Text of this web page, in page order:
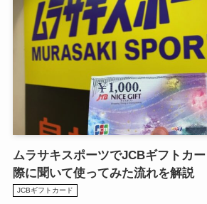
ムラサキスポーツでJCBギフトカ
際に聞いて使ってみた流れを解説
JCBギフトカード